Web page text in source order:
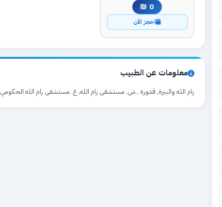
0 ₪
احجز الآن
معلومات عن الطبيب
رام الله والبيرة, قدورة , ش. مستشفى رام الله, ع. مستشفى رام الله الحكومي